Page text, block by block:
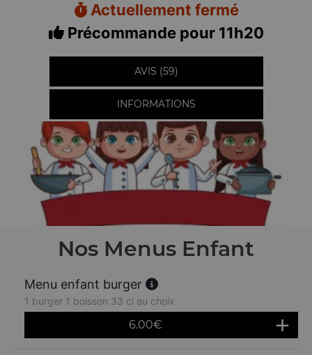
Actuellement fermé
Précommande pour 11h20
AVIS (59)
INFORMATIONS
Nos Menus Enfant
Menu enfant burger
1 burger 1 boisson 33 cl au choix
6.00€